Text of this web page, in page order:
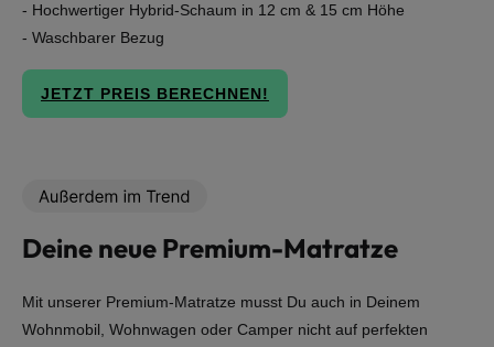
- Hochwertiger Hybrid-Schaum in 12 cm & 15 cm Höhe
- Waschbarer Bezug
JETZT PREIS BERECHNEN!
Deine neue Premium-Matratze
Mit unserer Premium-Matratze musst Du auch in Deinem
Wohnmobil, Wohnwagen oder Camper nicht auf perfekten